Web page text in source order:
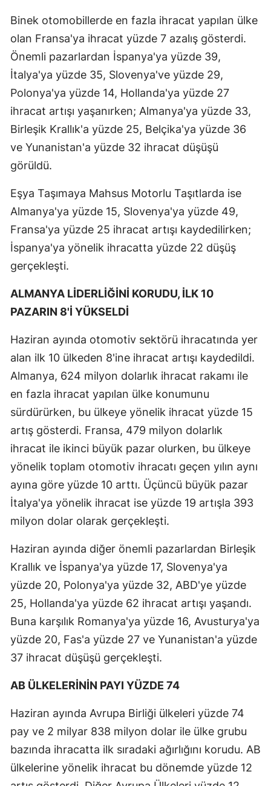
Binek otomobillerde en fazla ihracat yapılan ülke
olan Fransa'ya ihracat yüzde 7 azalış gösterdi.
Önemli pazarlardan İspanya'ya yüzde 39,
İtalya'ya yüzde 35, Slovenya've yüzde 29,
Polonya'ya yüzde 14, Hollanda'ya yüzde 27
ihracat artışı yaşanırken; Almanya'ya yüzde 33,
Birleşik Krallık'a yüzde 25, Belçika'ya yüzde 36
ve Yunanistan'a yüzde 32 ihracat düşüşü
görüldü.
Eşya Taşımaya Mahsus Motorlu Taşıtlarda ise
Almanya'ya yüzde 15, Slovenya'ya yüzde 49,
Fransa'ya yüzde 25 ihracat artışı kaydedilirken;
İspanya'ya yönelik ihracatta yüzde 22 düşüş
gerçekleşti.
ALMANYA LİDERLİĞİNİ KORUDU, İLK 10
PAZARIN 8'İ YÜKSELDİ
Haziran ayında otomotiv sektörü ihracatında yer
alan ilk 10 ülkeden 8'ine ihracat artışı kaydedildi.
Almanya, 624 milyon dolarlık ihracat rakamı ile
en fazla ihracat yapılan ülke konumunu
sürdürürken, bu ülkeye yönelik ihracat yüzde 15
artış gösterdi. Fransa, 479 milyon dolarlık
ihracat ile ikinci büyük pazar olurken, bu ülkeye
yönelik toplam otomotiv ihracatı geçen yılın aynı
ayına göre yüzde 10 arttı. Üçüncü büyük pazar
İtalya'ya yönelik ihracat ise yüzde 19 artışla 393
milyon dolar olarak gerçekleşti.
Haziran ayında diğer önemli pazarlardan Birleşik
Krallık ve İspanya'ya yüzde 17, Slovenya'ya
yüzde 20, Polonya'ya yüzde 32, ABD'ye yüzde
25, Hollanda'ya yüzde 62 ihracat artışı yaşandı.
Buna karşılık Romanya'ya yüzde 16, Avusturya'ya
yüzde 20, Fas'a yüzde 27 ve Yunanistan'a yüzde
37 ihracat düşüşü gerçekleşti.
AB ÜLKELERİNİN PAYI YÜZDE 74
Haziran ayında Avrupa Birliği ülkeleri yüzde 74
pay ve 2 milyar 838 milyon dolar ile ülke grubu
bazında ihracatta ilk sıradaki ağırlığını korudu. AB
ülkelerine yönelik ihracat bu dönemde yüzde 12